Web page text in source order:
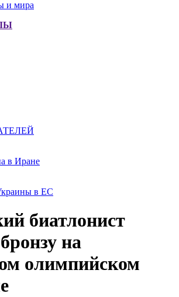
в Иране
в ЕС
биатлонист
на
олимпийском